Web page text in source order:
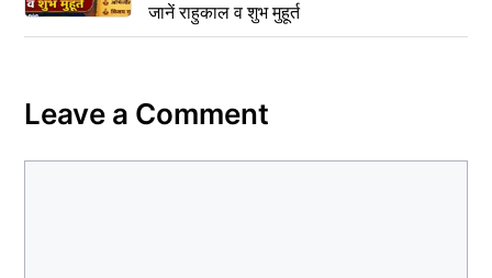
जानें राहुकाल व शुभ मुहूर्त
Leave a Comment